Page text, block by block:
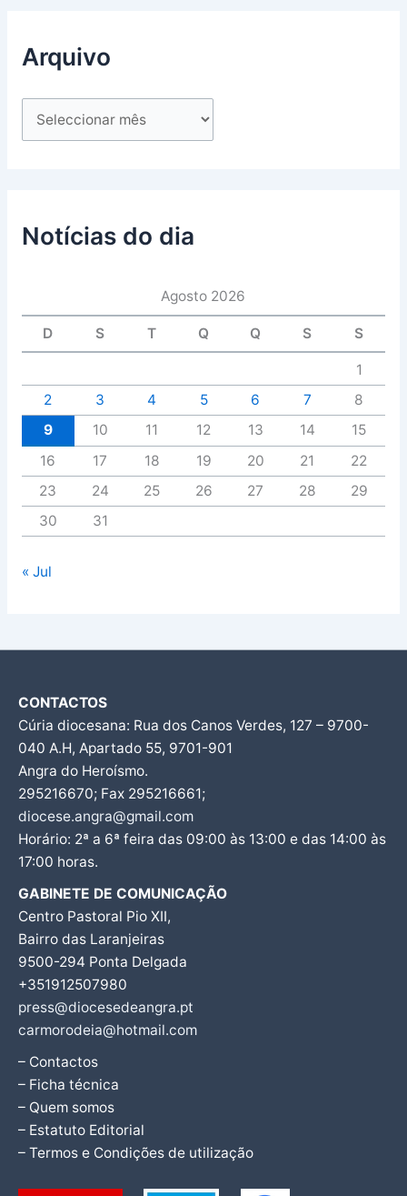
Arquivo
Notícias do dia
Agosto 2026
D S T Q Q S S
1
2
3 4 5 6 7
8
9
10 11 12 13 14
15
16
17 18 19 20 21
22
23
24 25 26 27 28
29
30
31
« Jul
CONTACTOS
Cúria diocesana: Rua dos Canos Verdes, 127 – 9700-
040 A.H, Apartado 55, 9701-901
Angra do Heroísmo.
295216670; Fax 295216661;
diocese.angra@gmail.com
Horário: 2ª a 6ª feira das 09:00 às 13:00 e das 14:00 às
17:00 horas.
GABINETE DE COMUNICAÇÃO
Centro Pastoral Pio XII,
Bairro das Laranjeiras
9500-294 Ponta Delgada
+351912507980
press@diocesedeangra.pt
carmorodeia@hotmail.com
– Contactos
– Ficha técnica
– Quem somos
– Estatuto Editorial
– Termos e Condições de utilização